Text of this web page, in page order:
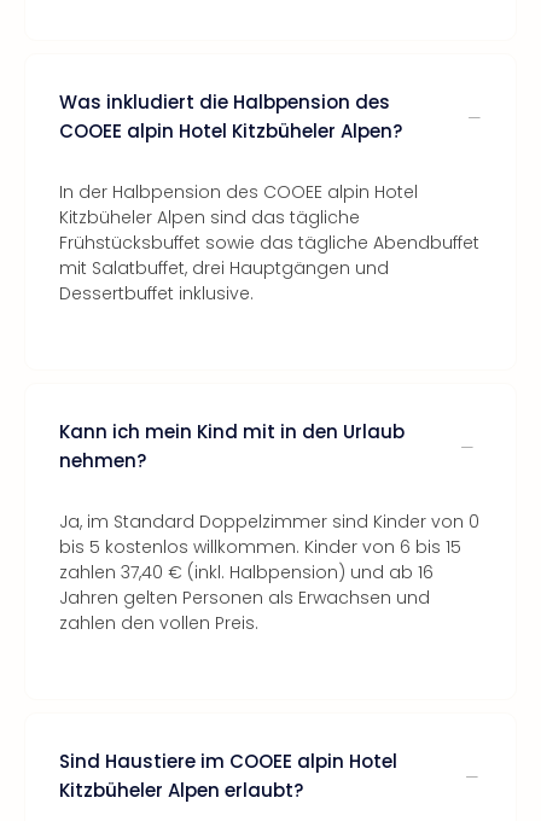
Was inkludiert die Halbpension des
COOEE alpin Hotel Kitzbüheler Alpen?
In der Halbpension des COOEE alpin Hotel
Kitzbüheler Alpen sind das tägliche
Frühstücksbuffet sowie das tägliche Abendbuffet
mit Salatbuffet, drei Hauptgängen und
Dessertbuffet inklusive.
Kann ich mein Kind mit in den Urlaub
nehmen?
Ja, im Standard Doppelzimmer sind Kinder von 0
bis 5 kostenlos willkommen. Kinder von 6 bis 15
zahlen 37,40 € (inkl. Halbpension) und ab 16
Jahren gelten Personen als Erwachsen und
zahlen den vollen Preis.
Sind Haustiere im COOEE alpin Hotel
Kitzbüheler Alpen erlaubt?